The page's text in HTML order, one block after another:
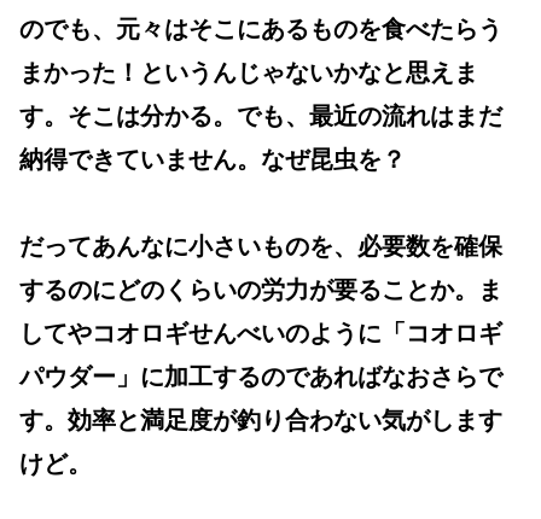
のでも、元々はそこにあるものを食べたらう
まかった！というんじゃないかなと思えま
す。そこは分かる。でも、最近の流れはまだ
納得できていません。なぜ昆虫を？
だってあんなに小さいものを、必要数を確保
するのにどのくらいの労力が要ることか。ま
してやコオロギせんべいのように「コオロギ
パウダー」に加工するのであればなおさらで
す。効率と満足度が釣り合わない気がします
けど。